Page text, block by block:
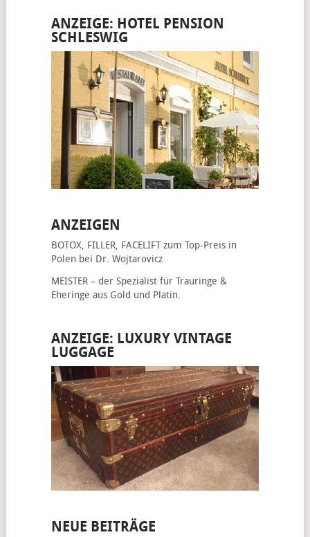
ANZEIGE: HOTEL PENSION
SCHLESWIG
ANZEIGEN
BOTOX, FILLER, FACELIFTzum Top-Preis in
Polen bei Dr. Wojtarovicz
MEISTER – der Spezialist für Trauringe &
Eheringe aus Gold und Platin.
ANZEIGE: LUXURY VINTAGE
LUGGAGE
NEUE BEITRÄGE